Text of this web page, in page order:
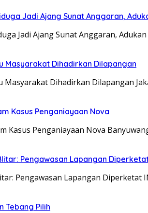
Jadi Ajang Sunat Anggaran,
Jadi Ajang Sunat Anggaran,
Masyarakat Dihadirkan Dilapangan
Masyarakat Dihadirkan Dilapangan
Kasus Penganiayaan Nova
Kasus Penganiayaan Nova
Pengawasan Lapangan
Pengawasan Lapangan Diperketat
Tebang Pilih